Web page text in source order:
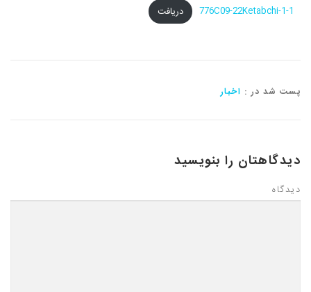
776C09-22Ketabchi-1-1
دریافت
پست شد در : اخبار
دیدگاهتان را بنویسید
دیدگاه